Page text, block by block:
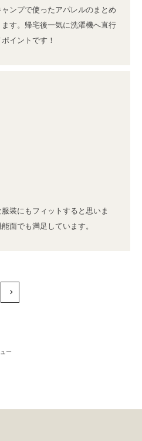
ンプで使ったアパレルのまとめ
す。帰宅後一気に洗濯機へ直行
イントです！
装にもフィットすると思いま
面でも満足しています。
ー